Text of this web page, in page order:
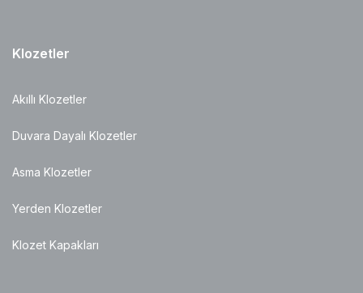
Klozetler
Akıllı Klozetler
Duvara Dayalı Klozetler
Asma Klozetler
Yerden Klozetler
Klozet Kapakları